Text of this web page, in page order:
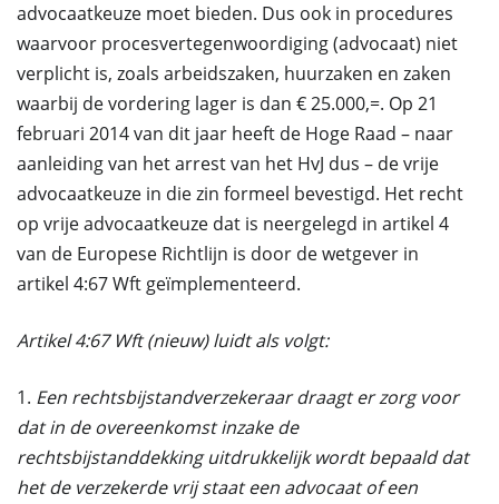
advocaatkeuze moet bieden. Dus ook in procedures
waarvoor procesvertegenwoordiging (advocaat) niet
verplicht is, zoals arbeidszaken, huurzaken en zaken
waarbij de vordering lager is dan € 25.000,=. Op 21
februari 2014 van dit jaar heeft de Hoge Raad – naar
aanleiding van het arrest van het HvJ dus – de vrije
advocaatkeuze in die zin formeel bevestigd. Het recht
op vrije advocaatkeuze dat is neergelegd in artikel 4
van de Europese Richtlijn is door de wetgever in
artikel 4:67 Wft geïmplementeerd.
Artikel 4:67 Wft (nieuw) luidt als volgt:
1. Een rechtsbijstandverzekeraar draagt er zorg voor
dat in de overeenkomst inzake de
rechtsbijstanddekking uitdrukkelijk wordt bepaald dat
het de verzekerde vrij staat een advocaat of een